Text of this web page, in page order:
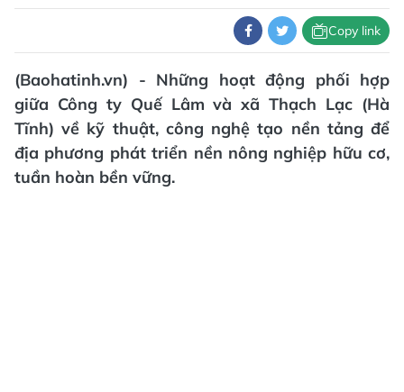
Copy link
(Baohatinh.vn) - Những hoạt động phối hợp
giữa Công ty Quế Lâm và xã Thạch Lạc (Hà
Tĩnh) về kỹ thuật, công nghệ tạo nền tảng để
địa phương phát triển nền nông nghiệp hữu cơ,
tuần hoàn bền vững.